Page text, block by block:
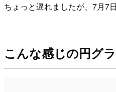
ちょっと遅れましたが、7月7
こんな感じの円グ